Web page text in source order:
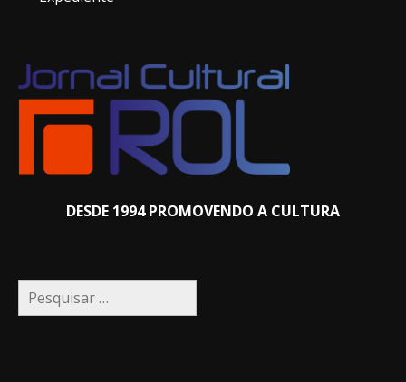
DESDE 1994 PROMOVENDO A CULTURA
Pesquisar
por: